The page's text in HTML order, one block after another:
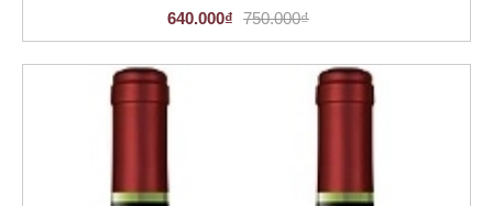
640.000₫ 750.000₫